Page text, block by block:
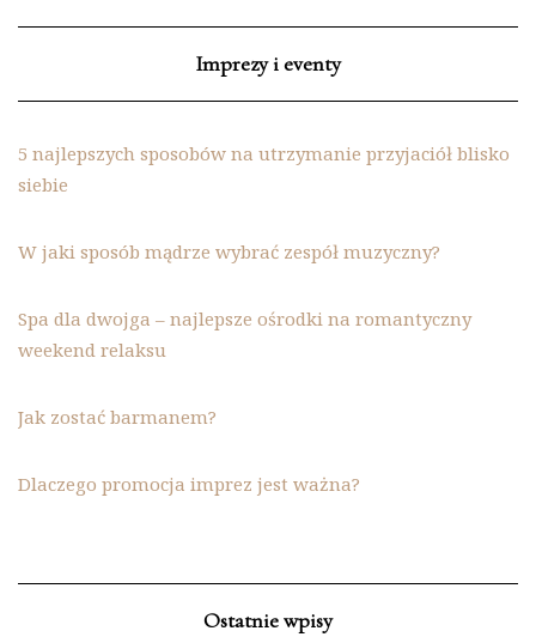
Imprezy i eventy
5 najlepszych sposobów na utrzymanie przyjaciół blisko
siebie
W jaki sposób mądrze wybrać zespół muzyczny?
Spa dla dwojga – najlepsze ośrodki na romantyczny
weekend relaksu
Jak zostać barmanem?
Dlaczego promocja imprez jest ważna?
Ostatnie wpisy